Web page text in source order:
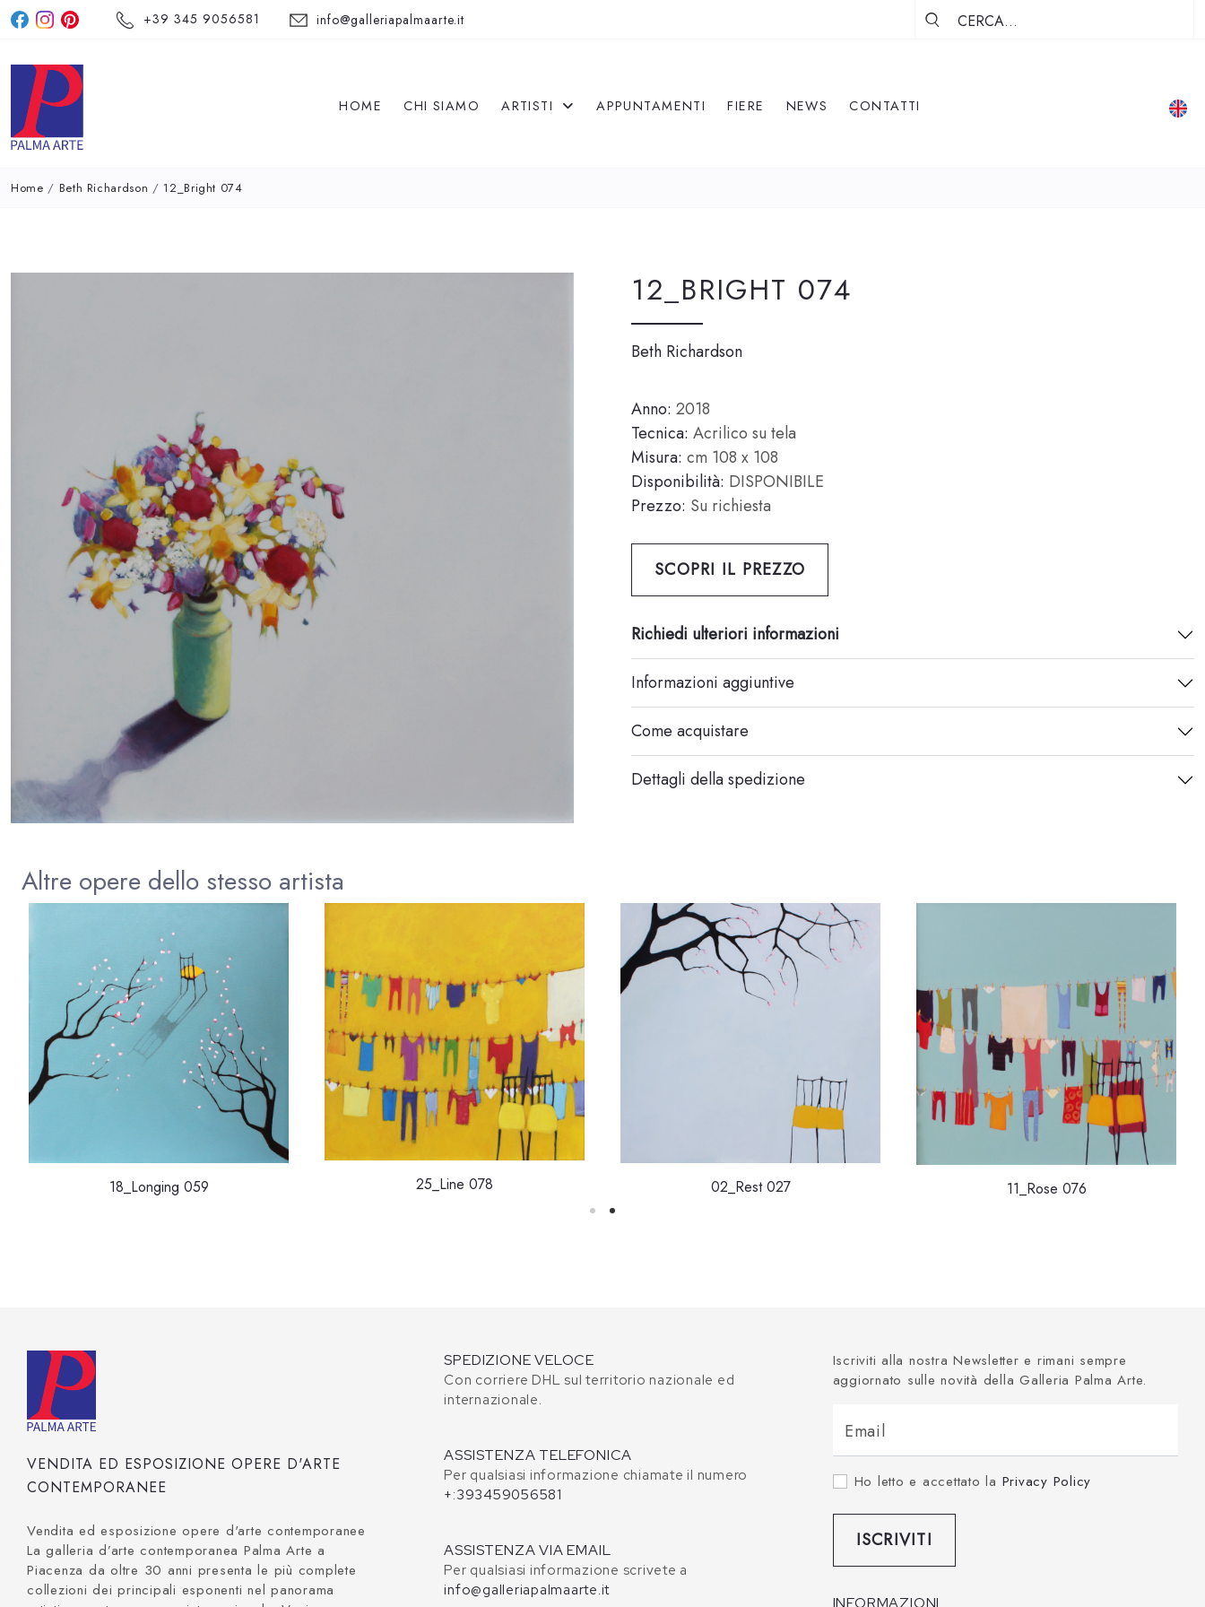
+39 345 9056581 info@galleriapalmaarte.it
HOME CHI SIAMO ARTISTI APPUNTAMENTI FIERE NEWS CONTATTI
Home / Beth Richardson / 12_Bright 074
12_BRIGHT 074
Beth Richardson
Anno: 2018
Tecnica: Acrilico su tela
Misura: cm 108 x 108
Disponibilità: DISPONIBILE
Prezzo: Su richiesta
SCOPRI IL PREZZO
Richiedi ulteriori informazioni
Informazioni aggiuntive
Come acquistare
Dettagli della spedizione
Altre opere dello stesso artista
18_Longing 059 25_Line 078 02_Rest 027 11_Rose 076
VENDITA ED ESPOSIZIONE OPERE D'ARTE
CONTEMPORANEE
Vendita ed esposizione opere d'arte contemporanee
La galleria d’arte contemporanea Palma Arte a
Piacenza da oltre 30 anni presenta le più complete
collezioni dei principali esponenti nel panorama
SPEDIZIONE VELOCE
Con corriere DHL sul territorio nazionale ed
internazionale.
ASSISTENZA TELEFONICA
Per qualsiasi informazione chiamate il numero
+:393459056581
ASSISTENZA VIA EMAIL
Per qualsiasi informazione scrivete a
info@galleriapalmaarte.it
Iscriviti alla nostra Newsletter e rimani sempre
aggiornato sulle novità della Galleria Palma Arte.
Email
Ho letto e accettato la Privacy Policy
ISCRIVITI
INFORMAZIONI